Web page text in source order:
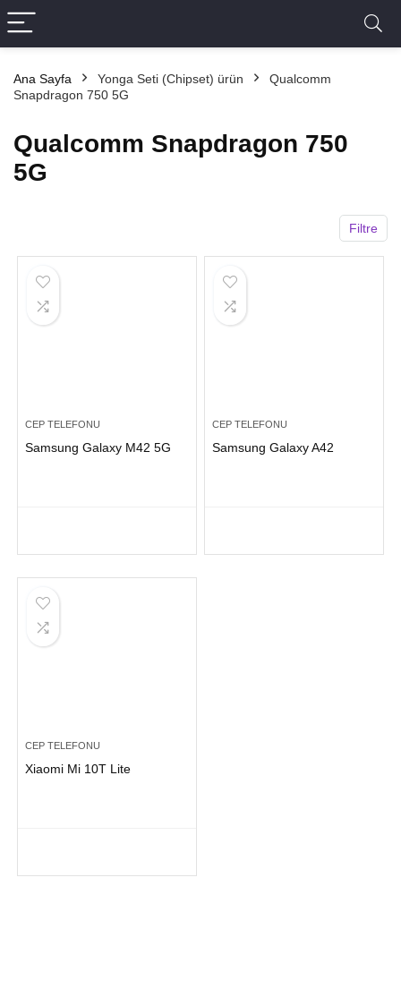
Ana Sayfa Yonga Seti (Chipset) ürün
Qualcomm
Snapdragon 750 5G
Qualcomm Snapdragon 750
5G
Filtre
CEP TELEFONU
Samsung Galaxy M42 5G
CEP TELEFONU
Samsung Galaxy A42
CEP TELEFONU
Xiaomi Mi 10T Lite